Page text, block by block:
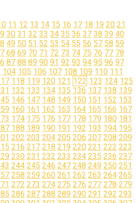
11 12 13 14 15 16 17 18 19 20 21
30 31 32 33 34 35 36 37 38 39 40
49 50 51 52 53 54 55 56 57 58 59
68 69 70 71 72 73 74 75 76 77 78
87 88 89 90 91 92 93 94 95 96 97
104 105 106 107 108 109 110 111
118 119 120 121 122 123 124 125
132 133 134 135 136 137 138 139
146 147 148 149 150 151 152 153
160 161 162 163 164 165 166 167
174 175 176 177 178 179 180 181
188 189 190 191 192 193 194 195
202 203 204 205 206 207 208 209
216 217 218 219 220 221 222 223
230 231 232 233 234 235 236 237
244 245 246 247 248 249 250 251
258 259 260 261 262 263 264 265
272 273 274 275 276 277 278 279
286 287 288 289 290 291 292 293